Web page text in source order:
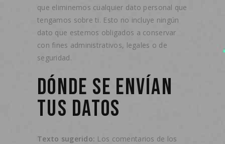
que eliminemos cualquier dato personal que
tengamos sobre ti. Esto no incluye ningún
dato que estemos obligados a conservar
con fines administrativos, legales o de
seguridad.
DÓNDE SE ENVÍAN
TUS DATOS
Texto sugerido: Los comentarios de los